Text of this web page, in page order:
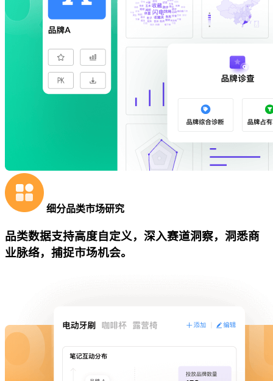
细分品类市场研究
品类数据支持高度自定义，深入赛道洞察，洞悉商
业脉络，捕捉市场机会。